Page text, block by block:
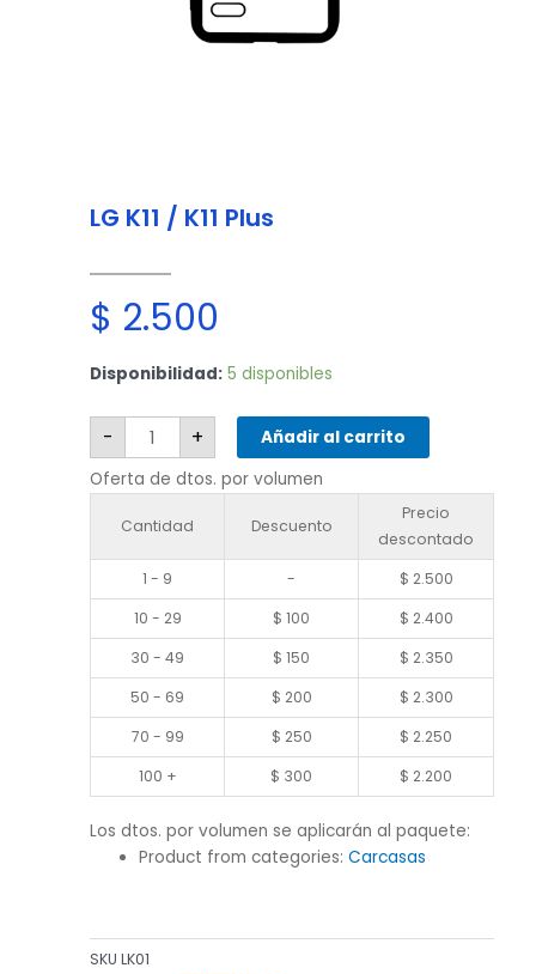
LG K11 / K11 Plus
$ 2.500
Disponibilidad: 5 disponibles
-
LG
K11
K11
Plus
cantidad+
Añadir al carrito
Oferta de dtos. por volumen
Cantidad Descuento
Precio
descontado
1 - 9
- $ 2.500
10 - 29
$ 100 $ 2.400
30 - 49
$ 150 $ 2.350
50 - 69
$ 200 $ 2.300
70 - 99
$ 250 $ 2.250
100 +
$ 300 $ 2.200
Los dtos. por volumen se aplicarán al paquete:
Product from categories:Carcasas
SKU LK01